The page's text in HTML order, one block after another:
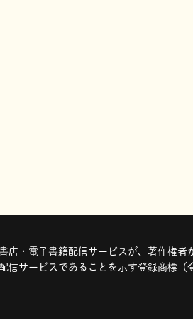
店・電子書籍配信サービスが、著作権者
信サービスであることを示す登録商標（